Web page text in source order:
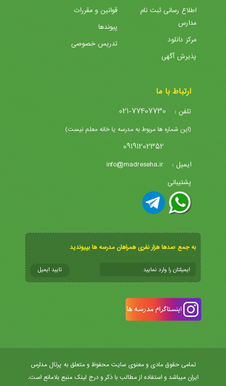
اطلاع رسانی ثبت نام
مدارس
مرکز دانلود
پذیرش آگهی
قوانین و مقررات
پیوندها
تدریس خصوصی
ارتباط با ما
تلفن : 021-77407730
(این شماره ها مربوط به مدرسه یا خانه معلم نیست)
09191202352
ایمیل : info@madreseha.ir
پشتیبانی
به جمع صدها هزار نفری همراهان مدرسه ها بپیوندید
تمامی حقوق مادی و معنوی سایت محفوظ و متعلق به پرتال مدارس
ایران میباشد و استفاده از مطالب با ذکر و درج لینک منبع بلامانع است.